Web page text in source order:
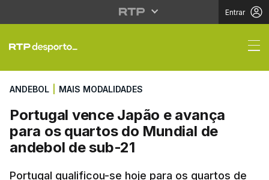
Entrar
Portugal vence
ANDEBOL MAIS MODALIDADES
Portugal vence Japão e avança
para os quartos do Mundial de
andebol de sub-21
Portugal qualificou-se hoje para os quartos de